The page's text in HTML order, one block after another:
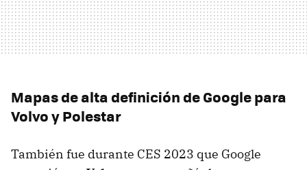
Mapas de alta definición de Google para
Volvo y Polestar
También fue durante CES 2023 que Google